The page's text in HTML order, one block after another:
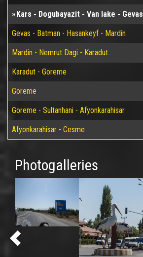
Kars - Dogubayazit - Van lake - Gevas
Gevas - Batman - Hasankeyf - Mardin
Mardin - Nemrut Dagi - Karadut
Karadut - Goreme
Goreme
Goreme - Sultanhani - Afyonkarahisar
Afyonkarahisar - Cesme
Photogalleries